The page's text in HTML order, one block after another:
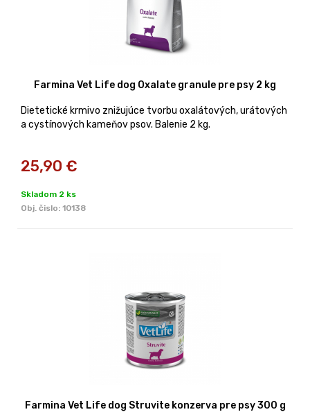
Farmina Vet Life dog Oxalate granule pre psy 2 kg
Dietetické krmivo znižujúce tvorbu oxalátových, urátových
a cystínových kameňov psov. Balenie 2 kg.
25,90 €
Skladom 2 ks
Obj. čislo: 10138
Farmina Vet Life dog Struvite konzerva pre psy 300 g